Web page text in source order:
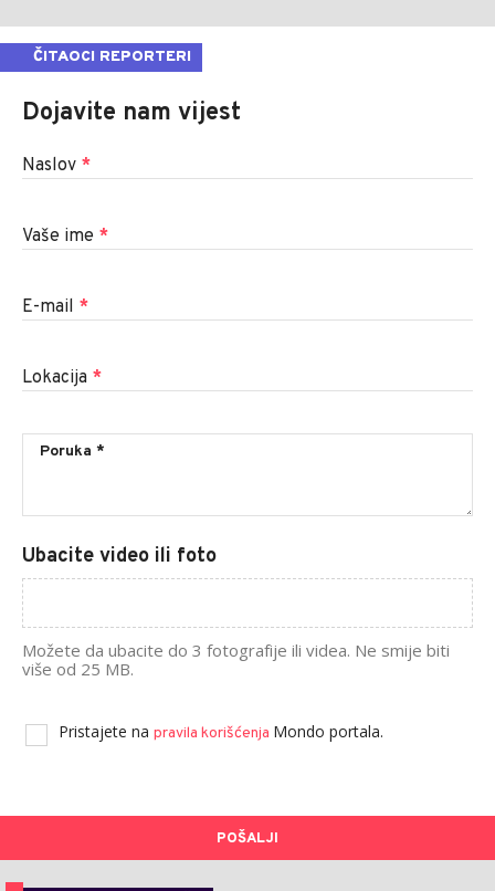
ČITAOCI REPORTERI
Dojavite nam vijest
Naslov *
Vaše ime *
E-mail *
Lokacija *
Ubacite video ili foto
Možete da ubacite do 3 fotografije ili videa. Ne smije biti
više od 25 MB.
Pristajete na pravila korišćenja Mondo portala.
POŠALJI